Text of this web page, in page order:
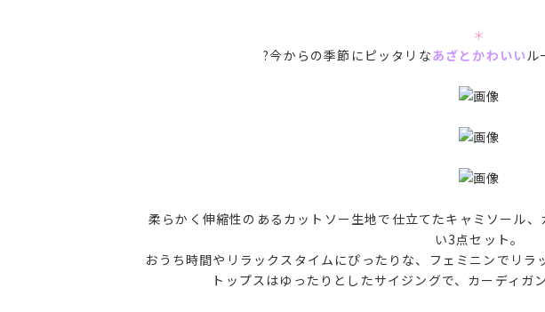
＊
?今からの季節にピッタリなあざとかわいいル
柔らかく伸縮性のあるカットソー生地で仕立てたキャミソール
い3点セット。
おうち時間やリラックスタイムにぴったりな、フェミニンでリラ
トップスはゆったりとしたサイジングで、カーディガ